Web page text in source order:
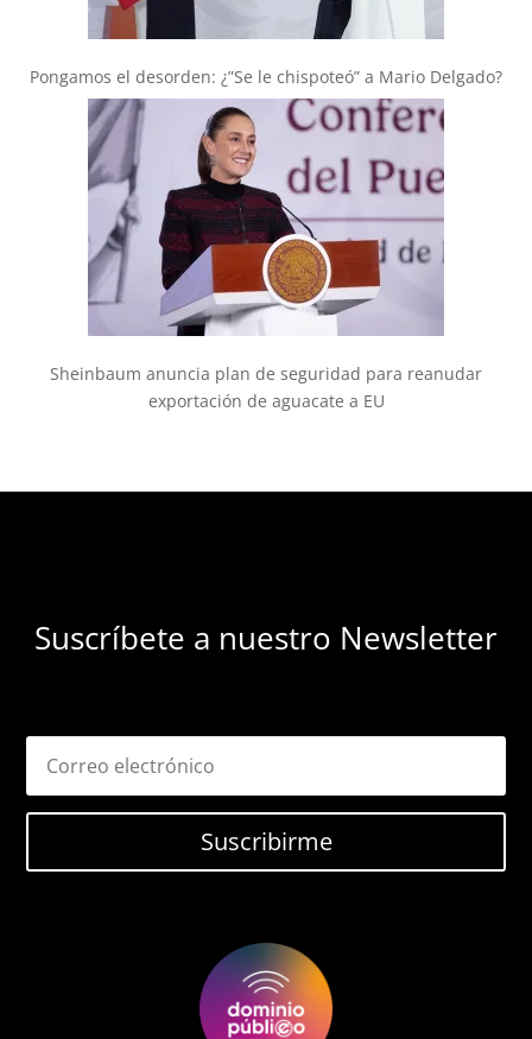
Pongamos el desorden: ¿”Se le chispoteó” a Mario Delgado?
Sheinbaum anuncia plan de seguridad para reanudar
exportación de aguacate a EU
Suscríbete a nuestro Newsletter
Suscribirme